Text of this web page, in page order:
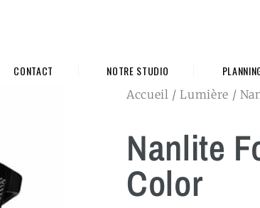
CONTACT NOTRE STUDIO
Accueil /Lumière /
Nanlite
Color